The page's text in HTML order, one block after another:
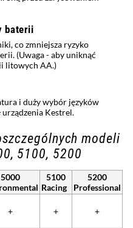
baterii
co zmniejsza ryzyko
(Uwaga - aby uniknąć
litowych AA.)
i duży wybór języków
Kestrel.
modeli
5100, 5200
5000
5100
Racing
5200
Professional
+ + +